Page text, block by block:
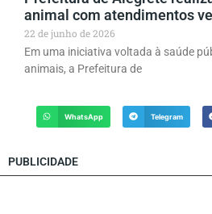
animal com atendimentos
22 de junho de 2026
Em uma iniciativa voltada à saúde
animais, a Prefeitura de
WhatsApp Telegram
PUBLICIDADE